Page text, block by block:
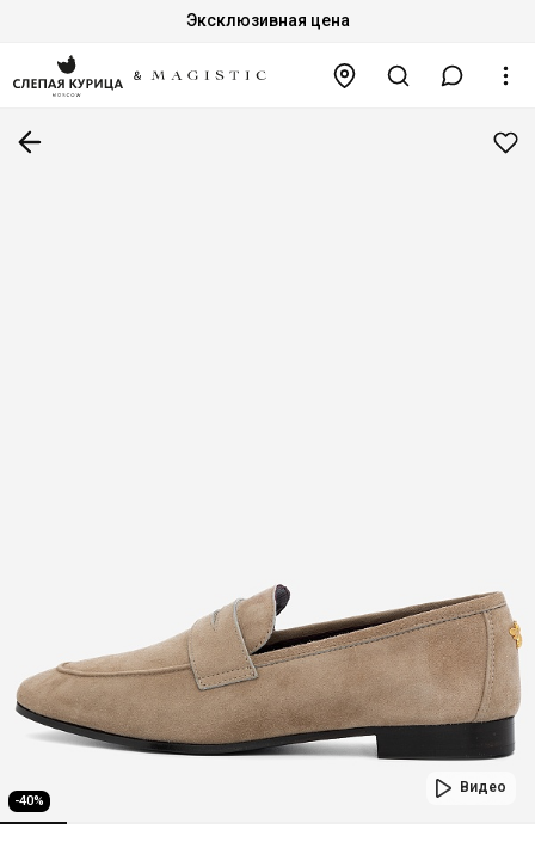
Эксклюзивная цена
-40%
Видео